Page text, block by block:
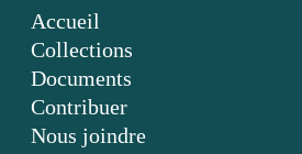
Accueil
Collections
Documents
Contribuer
Nous joindre